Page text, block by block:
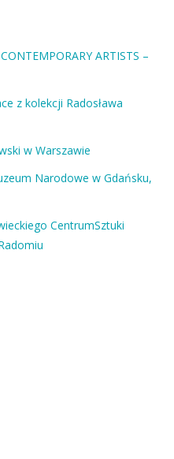
ARTISTS –
z kolekcji Radosława
w Warszawie
Narodowe w Gdańsku,
CentrumSztuki